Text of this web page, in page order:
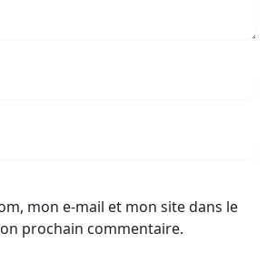
mon e-mail et mon site dans le
prochain commentaire.